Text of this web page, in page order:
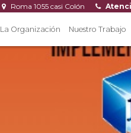
Roma 1055 casi Colón
La Organización Nuestro Trabajo